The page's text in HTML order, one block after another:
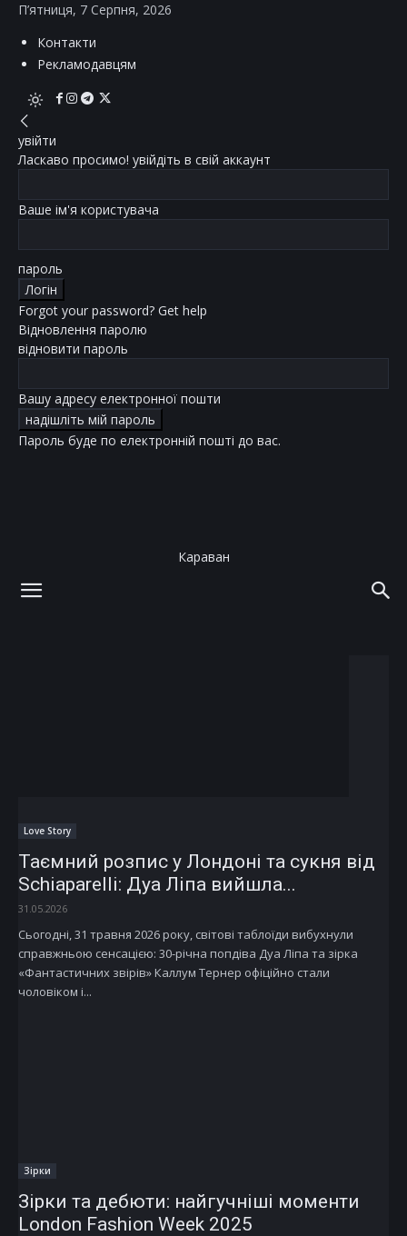
П’ятниця, 7 Серпня, 2026
Контакти
Рекламодавцям
увійти
Ласкаво просимо! увійдіть в свій аккаунт
Ваше ім'я користувача
пароль
Forgot your password? Get help
Відновлення паролю
відновити пароль
Вашу адресу електронної пошти
Пароль буде по електронній пошті до вас.
Караван
Love Story
Таємний розпис у Лондоні та сукня від
Schiaparelli: Дуа Ліпа вийшла...
31.05.2026
Сьогодні, 31 травня 2026 року, світові таблоїди вибухнули
справжньою сенсацією: 30-річна попдіва Дуа Ліпа та зірка
«Фантастичних звірів» Каллум Тернер офіційно стали
чоловіком і...
Зірки
Зірки та дебюти: найгучніші моменти
London Fashion Week 2025